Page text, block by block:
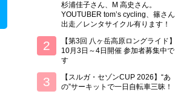
杉浦佳子さん、M 高史さん。
YOUTUBER tom’s cycling、篠さん
出走／レンタサイクル有ります！
【第3回 八ヶ岳高原ロングライド】
10月3日～4日開催 参加者募集中で
す
【スルガ・セゾンCUP 2026】“あ
の”サーキットで一日自転車三昧！